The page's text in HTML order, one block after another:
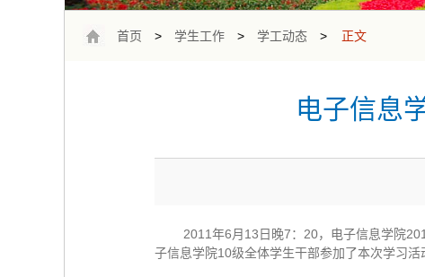
首页 > 学生工作 > 学工动态 > 正文
电子信息
2011年6月13日晚7：20，电子信息学院
子信息学院10级全体学生干部参加了本次学习活